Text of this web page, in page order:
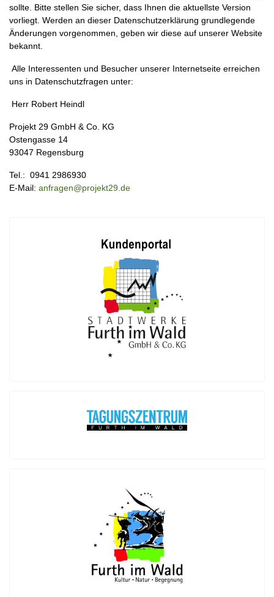
sollte. Bitte stellen Sie sicher, dass Ihnen die aktuellste Version
vorliegt. Werden an dieser Datenschutzerklärung grundlegende
Änderungen vorgenommen, geben wir diese auf unserer Website
bekannt.
Alle Interessenten und Besucher unserer Internetseite erreichen
uns in Datenschutzfragen unter:
Herr Robert Heindl
Projekt 29 GmbH & Co. KG
Ostengasse 14
93047 Regensburg
Tel.: 0941 2986930
E-Mail: anfragen@projekt29.de